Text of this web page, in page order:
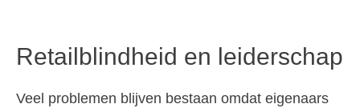
Retailblindheid en leiderschap
Veel problemen blijven bestaan omdat eigenaars